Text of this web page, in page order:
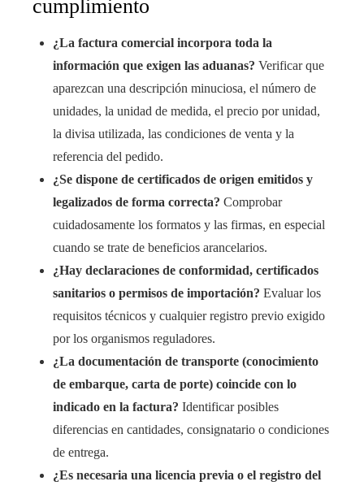
cumplimiento
¿La factura comercial incorpora toda la
información que exigen las aduanas? Verificar que
aparezcan una descripción minuciosa, el número de
unidades, la unidad de medida, el precio por unidad,
la divisa utilizada, las condiciones de venta y la
referencia del pedido.
¿Se dispone de certificados de origen emitidos y
legalizados de forma correcta? Comprobar
cuidadosamente los formatos y las firmas, en especial
cuando se trate de beneficios arancelarios.
¿Hay declaraciones de conformidad, certificados
sanitarios o permisos de importación? Evaluar los
requisitos técnicos y cualquier registro previo exigido
por los organismos reguladores.
¿La documentación de transporte (conocimiento
de embarque, carta de porte) coincide con lo
indicado en la factura? Identificar posibles
diferencias en cantidades, consignatario o condiciones
de entrega.
¿Es necesaria una licencia previa o el registro del